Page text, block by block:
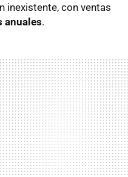
inexistente, con ventas
anuales.